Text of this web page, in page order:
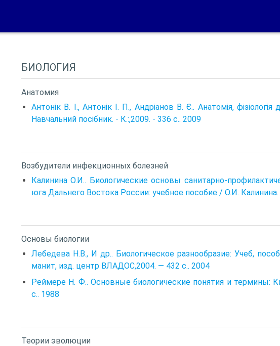
БИОЛОГИЯ
Анатомия
Антонік В. І., Антонік І. П., Андріанов В. Є.. Анатомія, фізіологія
Навчальний посібник. - К.:,2009. - 336 с.. 2009
Возбудители инфекционных болезней
Калинина О.И.. Биологические основы санитарно-
юга Дальнего Востока России: учебное пособие / О.И.
Основы биологии
Лебедева Н.В., И др.. Биологическое разнообразие: Учеб,
манит, изд. центр ВЛАДОС,2004. — 432 с.. 2004
Реймере Н. Ф.. Основные биологические понятия и термины:
с.. 1988
Теории эволюции